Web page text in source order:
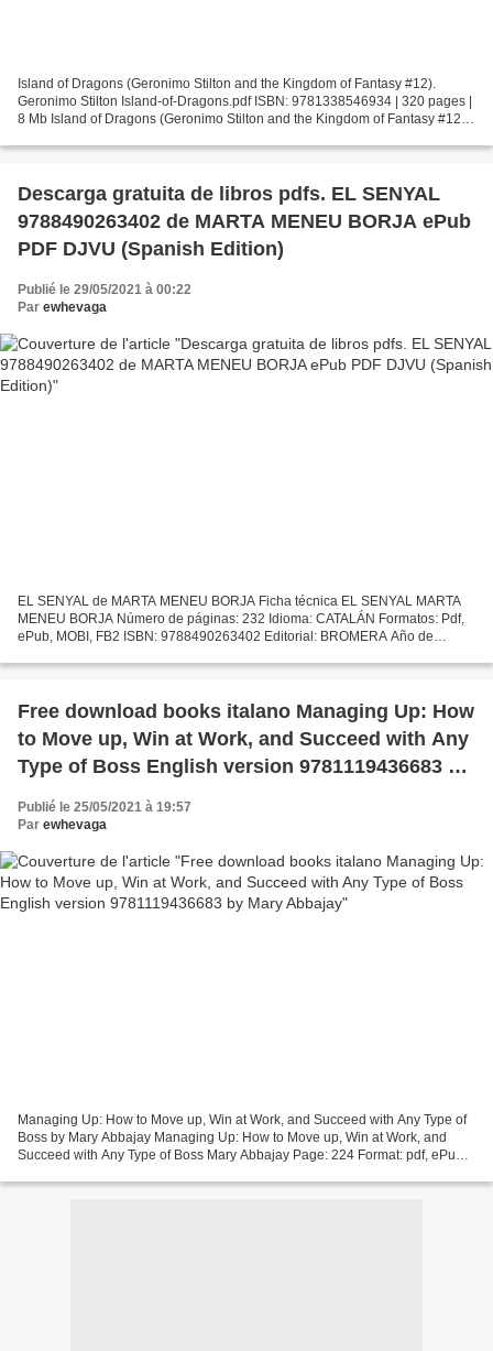
Island of Dragons (Geronimo Stilton and the Kingdom of Fantasy #12).
Geronimo Stilton Island-of-Dragons.pdf ISBN: 9781338546934 | 320 pages |
8 Mb Island of Dragons (Geronimo Stilton and the Kingdom of Fantasy #12)
Descarga gratuita de libros pdfs. EL SENYAL
9788490263402 de MARTA MENEU BORJA ePub
PDF DJVU (Spanish Edition)
Publié le 29/05/2021 à 00:22
Par ewhevaga
EL SENYAL de MARTA MENEU BORJA Ficha técnica EL SENYAL MARTA
MENEU BORJA Número de páginas: 232 Idioma: CATALÁN Formatos: Pdf,
ePub, MOBI, FB2 ISBN: 9788490263402 Editorial: BROMERA Año de
Free download books italano Managing Up: How
to Move up, Win at Work, and Succeed with Any
Type of Boss English version 9781119436683 by
Mary Abbajay
Publié le 25/05/2021 à 19:57
Par ewhevaga
Managing Up: How to Move up, Win at Work, and Succeed with Any Type of
Boss by Mary Abbajay Managing Up: How to Move up, Win at Work, and
Succeed with Any Type of Boss Mary Abbajay Page: 224 Format: pdf, ePub,